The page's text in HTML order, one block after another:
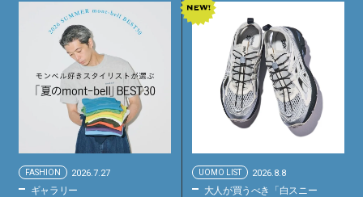
FASHION 2026.7.27
ギャラリー
UOMO LIST 2026.8.8
大人が買うべき「白スニー